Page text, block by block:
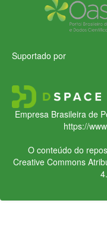
Suportado por
Empresa Brasileira de
https://
O conteúdo do
Creative Commons